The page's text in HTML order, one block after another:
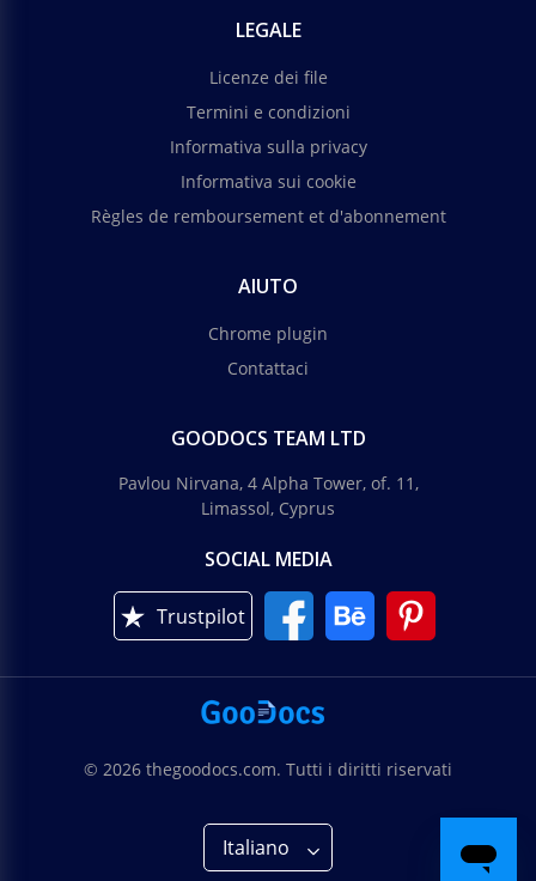
LEGALE
Licenze dei file
Termini e condizioni
Informativa sulla privacy
Informativa sui cookie
Règles de remboursement et d'abonnement
AIUTO
Chrome plugin
Contattaci
GOODOCS TEAM LTD
Pavlou Nirvana, 4 Alpha Tower, of. 11,
Limassol, Cyprus
SOCIAL MEDIA
Trustpilot
© 2026 thegoodocs.com. Tutti i diritti riservati
Italiano